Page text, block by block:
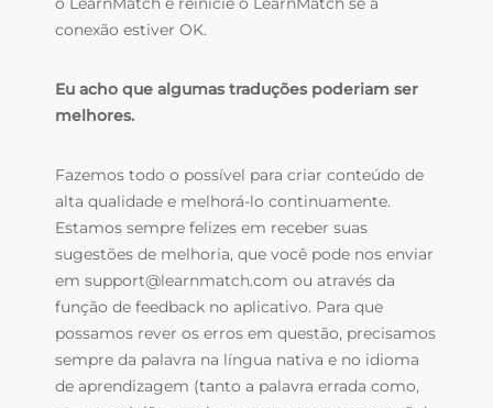
conexão estiver OK.
Eu acho que algumas traduções poderiam ser
melhores.
Fazemos todo o possível para criar conteúdo de
alta qualidade e melhorá-lo continuamente.
Estamos sempre felizes em receber suas
sugestões de melhoria, que você pode nos enviar
em support@learnmatch.com ou através da
função de feedback no aplicativo. Para que
possamos rever os erros em questão, precisamos
sempre da palavra na língua nativa e no idioma
de aprendizagem (tanto a palavra errada como,